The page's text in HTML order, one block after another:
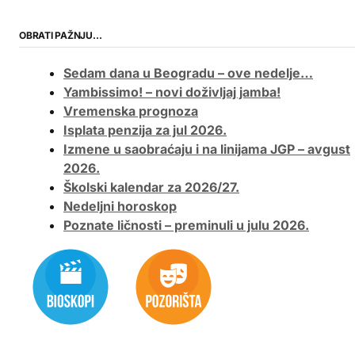
OBRATI PAŽNJU…
Sedam dana u Beogradu – ove nedelje…
Yambissimo! – novi doživljaj jamba!
Vremenska prognoza
Isplata penzija za jul 2026.
Izmene u saobraćaju i na linijama JGP – avgust
2026.
Školski kalendar za 2026/27.
Nedeljni horoskop
Poznate ličnosti – preminuli u julu 2026.